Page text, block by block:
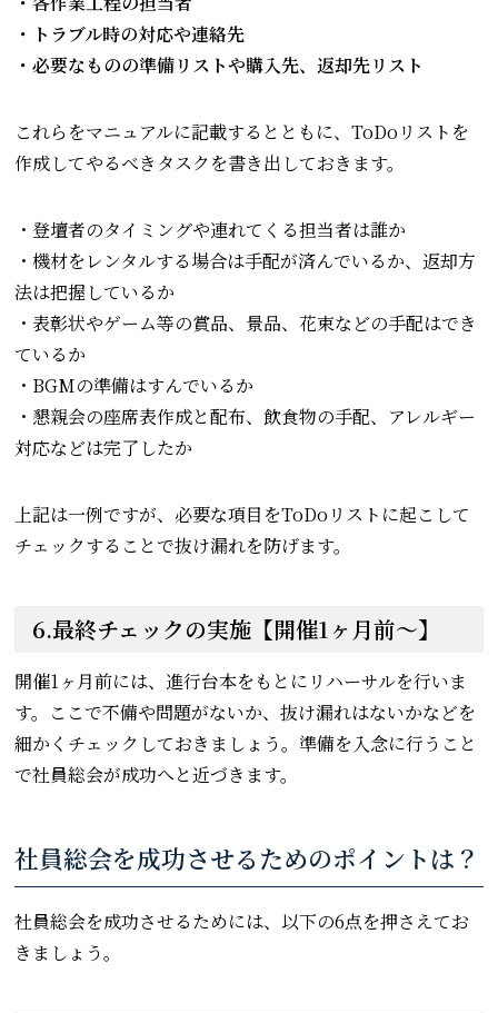
・トラブル時の対応や連絡先
・必要なものの準備リストや購入先、返却先リスト
これらをマニュアルに記載するとともに、ToDoリストを
作成してやるべきタスクを書き出しておきます。
・登壇者のタイミングや連れてくる担当者は誰か
・機材をレンタルする場合は手配が済んでいるか、返却方
法は把握しているか
・表彰状やゲーム等の賞品、景品、花束などの手配はでき
ているか
・BGMの準備はすんでいるか
・懇親会の座席表作成と配布、飲食物の手配、アレルギー
対応などは完了したか
上記は一例ですが、必要な項目をToDoリストに起こして
チェックすることで抜け漏れを防げます。
6.最終チェックの実施【開催1ヶ月前～】
開催1ヶ月前には、進行台本をもとにリハーサルを行いま
す。ここで不備や問題がないか、抜け漏れはないかなどを
細かくチェックしておきましょう。準備を入念に行うこと
で社員総会が成功へと近づきます。
社員総会を成功させるためのポイントは？
社員総会を成功させるためには、以下の6点を押さえてお
きましょう。